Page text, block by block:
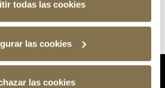
todas las cookies
las cookies
las cookies